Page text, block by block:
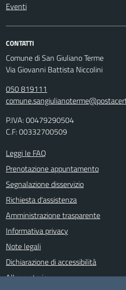
Eventi
CONTATTI
Comune di San Giuliano Terme
Via Giovanni Battista Niccolini
050 819111
P.IVA: 00479290504
C.F: 00332700509
Leggi le FAQ
Prenotazione appuntamento
Segnalazione disservizio
Richiesta d'assistenza
Amministrazione trasparente
Informativa privacy
Note legali
Dichiarazione di accessibilità
Albo pretorio